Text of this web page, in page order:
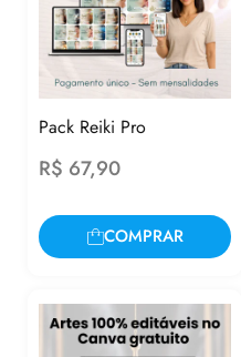
Pack Reiki Pro
R$ 67,90
COMPRAR